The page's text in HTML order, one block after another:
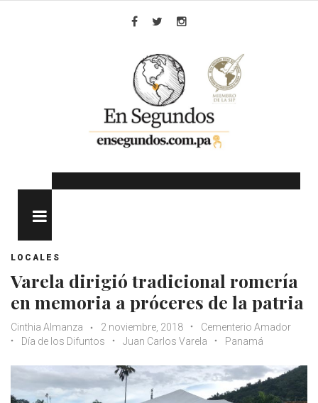
LOCALES
Varela dirigió tradicional romería
en memoria a próceres de la patria
Cinthia Almanza 2 noviembre, 2018
Cementerio Amador
Día de los Difuntos
Juan Carlos Varela Panamá